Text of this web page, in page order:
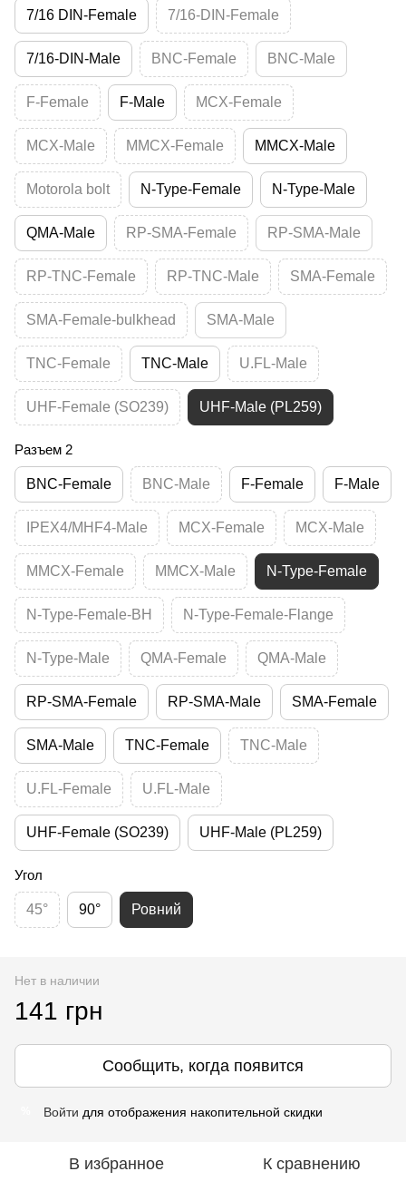
7/16 DIN-Female 7/16-DIN-Female
7/16-DIN-Male BNC-Female BNC-Male
F-Female F-Male MCX-Female
MCX-Male MMCX-Female MMCX-Male
Motorola bolt N-Type-Female N-Type-Male
QMA-Male RP-SMA-Female RP-SMA-Male
RP-TNC-Female RP-TNC-Male SMA-Female
SMA-Female-bulkhead SMA-Male
TNC-Female TNC-Male U.FL-Male
UHF-Female (SO239) UHF-Male (PL259)
Разъем 2
BNC-Female BNC-Male F-Female F-Male
IPEX4/MHF4-Male MCX-Female MCX-Male
MMCX-Female MMCX-Male N-Type-Female
N-Type-Female-BH N-Type-Female-Flange
N-Type-Male QMA-Female QMA-Male
RP-SMA-Female RP-SMA-Male SMA-Female
SMA-Male TNC-Female TNC-Male
U.FL-Female U.FL-Male
UHF-Female (SO239) UHF-Male (PL259)
Угол
45° 90° Ровний
Нет в наличии
141 грн
Сообщить, когда появится
Войти для отображения накопительной скидки
В избранное К сравнению